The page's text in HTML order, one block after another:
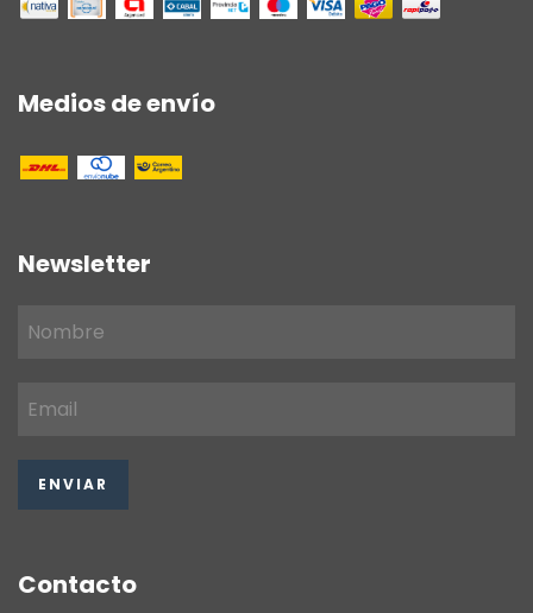
Medios de envío
Newsletter
Contacto